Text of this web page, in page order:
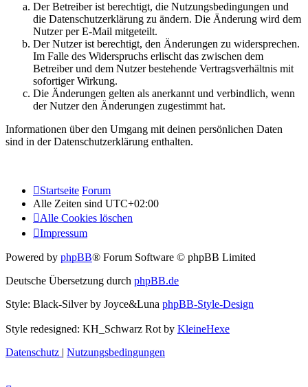
Der Betreiber ist berechtigt, die Nutzungsbedingungen und
die Datenschutzerklärung zu ändern. Die Änderung wird dem
Nutzer per E-Mail mitgeteilt.
Der Nutzer ist berechtigt, den Änderungen zu widersprechen.
Im Falle des Widerspruchs erlischt das zwischen dem
Betreiber und dem Nutzer bestehende Vertragsverhältnis mit
sofortiger Wirkung.
Die Änderungen gelten als anerkannt und verbindlich, wenn
der Nutzer den Änderungen zugestimmt hat.
Informationen über den Umgang mit deinen persönlichen Daten
sind in der Datenschutzerklärung enthalten.
Startseite Forum
Alle Zeiten sind UTC+02:00
Alle Cookies löschen
Impressum
Powered by phpBB® Forum Software © phpBB Limited
Deutsche Übersetzung durch phpBB.de
Style: Black-Silver by Joyce&Luna phpBB-Style-Design
Style redesigned: KH_Schwarz Rot by KleineHexe
Datenschutz | Nutzungsbedingungen